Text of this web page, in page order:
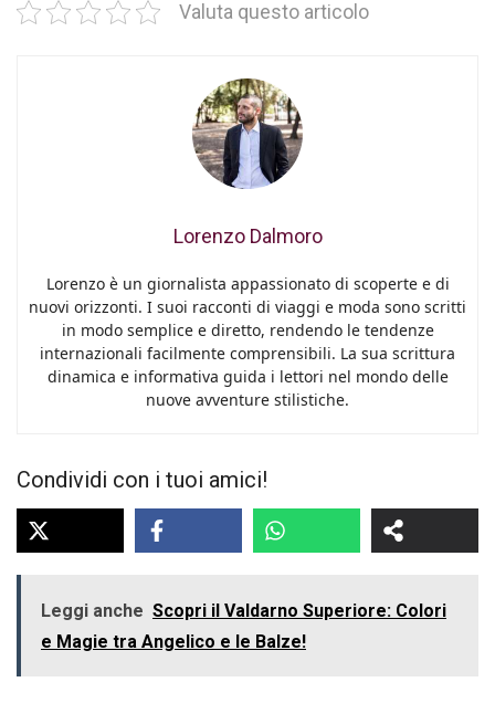
Valuta questo articolo
Lorenzo Dalmoro
Lorenzo è un giornalista appassionato di scoperte e di
nuovi orizzonti. I suoi racconti di viaggi e moda sono scritti
in modo semplice e diretto, rendendo le tendenze
internazionali facilmente comprensibili. La sua scrittura
dinamica e informativa guida i lettori nel mondo delle
nuove avventure stilistiche.
Condividi con i tuoi amici!
Leggi anche Scopri il Valdarno Superiore: Colori
e Magie tra Angelico e le Balze!